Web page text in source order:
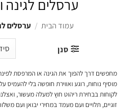
ערסלים
עמוד הבית / ערסלים
סנן
מחפשים דרך להפוך את הגינה או המרפסת
מוסיף נוחות, רוגע ואווירת חופשה בלי להעמיס
לקוחות בבחירת ריהוט חוץ למעלה מעשור,
זוגיים, תלויים ועם מעמד במחירי יבואן ועם